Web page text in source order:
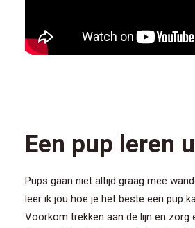
CONTACT/
Een pup leren
Pups gaan niet altijd graag mee
leer ik jou hoe je het beste een pup
Voorkom trekken aan de lijn en zorg